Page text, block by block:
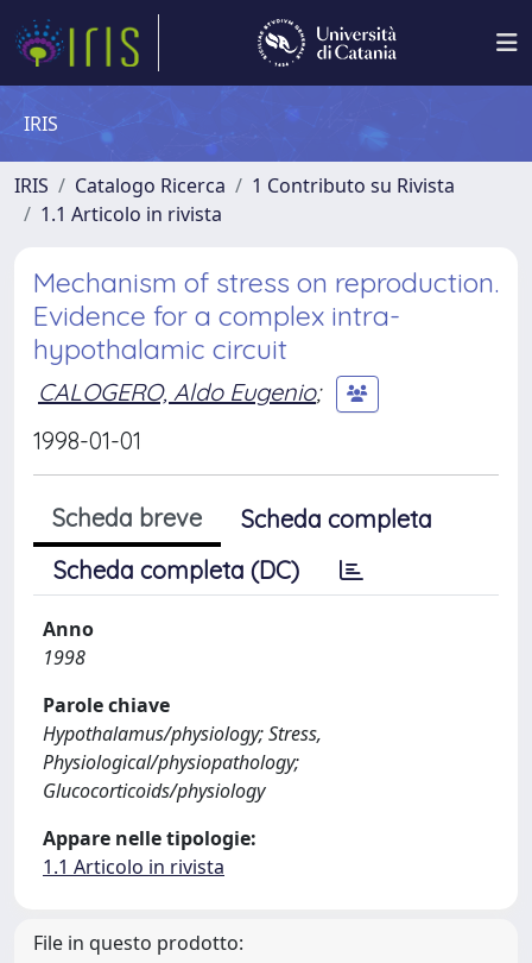
IRIS
IRIS Catalogo Ricerca
1 Contributo su Rivista
1.1 Articolo in rivista
Mechanism of stress on reproduction.
Evidence for a complex intra-
hypothalamic circuit
CALOGERO, Aldo Eugenio;
1998-01-01
Scheda breve
Scheda completa
Scheda completa (DC)
Anno
1998
Parole chiave
Hypothalamus/physiology; Stress,
Physiological/physiopathology;
Glucocorticoids/physiology
Appare nelle tipologie:
1.1 Articolo in rivista
File in questo prodotto: